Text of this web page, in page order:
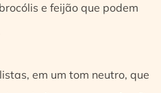
e feijão que podem
em um tom neutro, que